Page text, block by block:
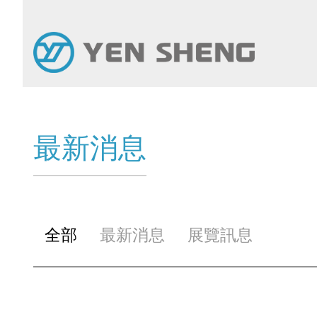
最新消息
全部 最新消息 展覽訊息